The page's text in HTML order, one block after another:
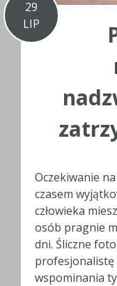
29
LIP
Oczekiwanie
czasem
człowieka
osób pragnie
dni. Śliczne
profesjonalistę
wspominania